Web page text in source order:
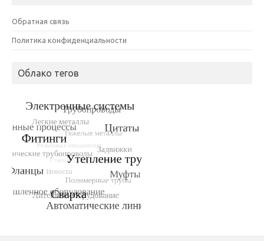
Обратная связь
Политика конфиденциальности
Облако тегов